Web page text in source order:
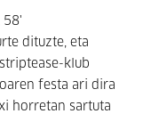
58'
dituzte, eta
klub
festa ari dira
horretan sartuta